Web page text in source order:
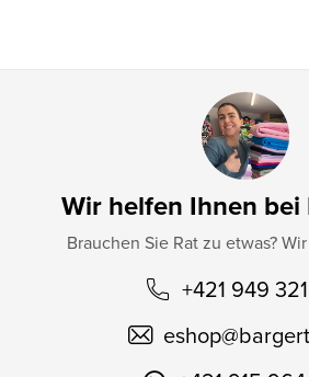
Wir helfen Ihnen bei
Brauchen Sie Rat zu etwas?
+421 949
eshop@